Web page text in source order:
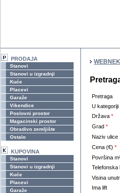
PRODAJA
Stanovi
Stanovi u izgradnji
Kuće
Placevi
Garaže
Vikendice
Poslovni prostor
Magacinski prostor
Obradivo zemljište
Ostalo
KUPOVINA
Stanovi
Stanovi u izgradnji
Kuće
Placevi
Garaže
Pretraga
U kategoriji
Država *
Grad *
Naziv ulice
Cena (€) *
Površina
Telefonska
Visina
Ima lift